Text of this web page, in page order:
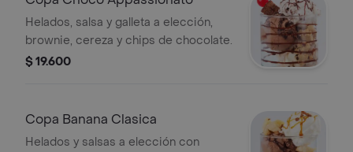
Helados, salsa y galleta a elección,
brownie, cereza y chips de chocolate.
$ 19.600
Copa Banana Clasica
Helados y salsas a elección con